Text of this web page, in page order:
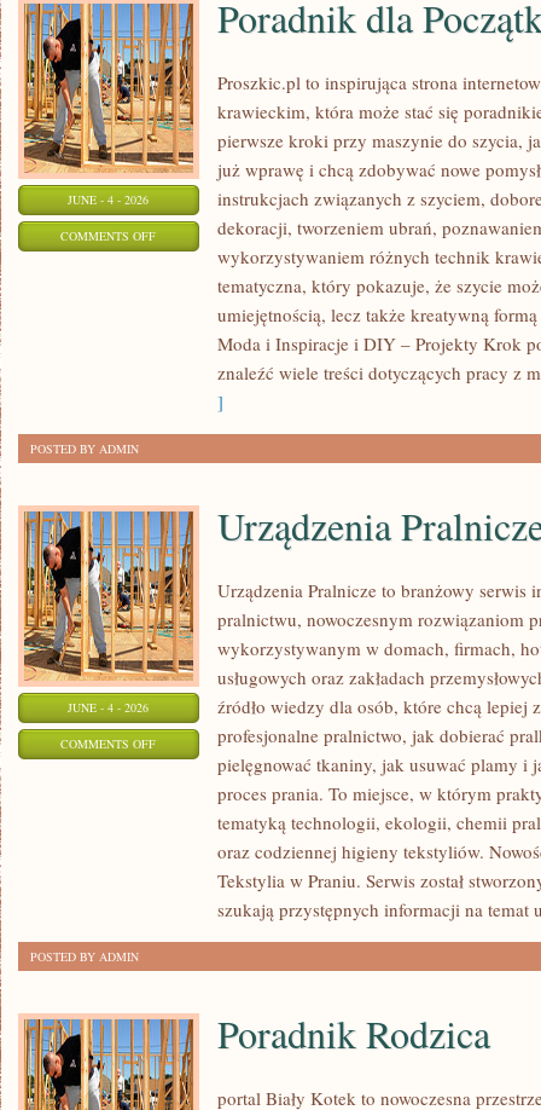
JUNE - 4 - 2026
COMMENTS OFFON
POCZĄTKUJĄCYCH
Poradnik dla
Proszkic.pl to inspirująca strona
krawieckim, która może stać się
pierwsze kroki przy maszynie do szycia,
już wprawę i chcą zdobywać nowe
instrukcjach związanych z szyciem,
dekoracji, tworzeniem ubrań,
wykorzystywaniem różnych technik
tematyczna, który pokazuje, że szycie
umiejętnością, lecz także kreatywną
Moda i Inspiracje i DIY – Projekty Krok
znaleźć wiele treści dotyczących pracy z
]
POSTED BY ADMIN
JUNE - 4 - 2026
COMMENTS OFFON
URZĄDZENIA
PRALNICZE
Urządzenia
Urządzenia Pralnicze to branżowy serwis
pralnictwu, nowoczesnym rozwiązaniom
wykorzystywanym w domach, firmach,
usługowych oraz zakładach
źródło wiedzy dla osób, które chcą lepiej
profesjonalne pralnictwo, jak dobierać
pielęgnować tkaniny, jak usuwać plamy i
proces prania. To miejsce, w którym
tematyką technologii, ekologii, chemii
oraz codziennej higieny tekstyliów.
Tekstylia w Praniu. Serwis został
szukają przystępnych informacji na temat
POSTED BY ADMIN
Poradnik Rodzica
portal Biały Kotek to nowoczesna